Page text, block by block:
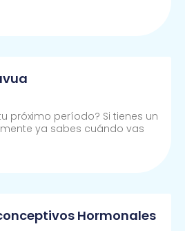
próximo período? Si tienes un
ya sabes cuándo vas
Hormonales